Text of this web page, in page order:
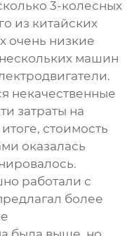
3-колесных
из китайских
очень низкие
машин
некачественные
затраты на
стоимость
оказалась
работали с
более